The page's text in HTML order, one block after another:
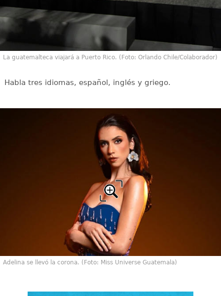
La guatemalteca viajará a Puerto Rico. (Foto: Orlando Chile/Colaborador)
Habla tres idiomas, español, inglés y griego.
Adelina se llevó la corona. (Foto: Miss Universe Guatemala)